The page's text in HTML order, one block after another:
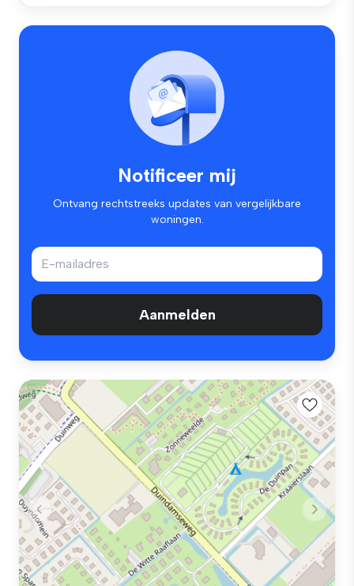
Notificeer mij
Ontvang rechtstreeks updates van vergelijkbare
woningen.
Aanmelden